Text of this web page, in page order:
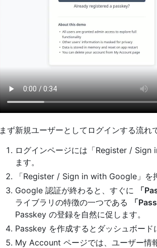
まず新規ユーザーとしてログインする流れ
ログインページには「Register /
ます。
「Register / Sign in with Google」を
Google 認証が終わると、すぐに
「
ライブラリの特徴の一つである
「
Passkey の登録を自然に促します。
Passkey を作成するとダッシュボー
My Account ページでは、ユーザー情